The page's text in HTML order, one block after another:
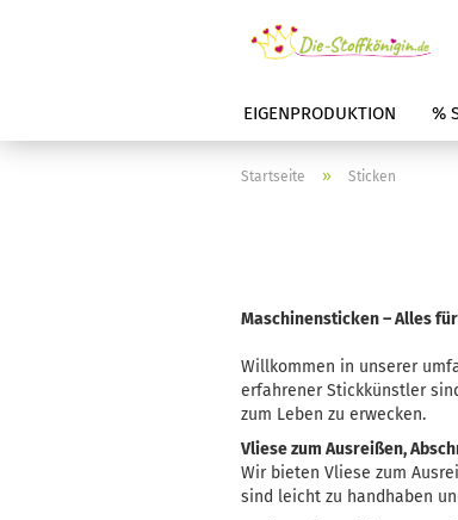
EIGENPRODUKTION %
Startseite » Sticken
Maschinensticken – Alles
Willkommen in unserer
erfahrener Stickkünstler
zum Leben zu erwecken.
Vliese zum Ausreißen,
Wir bieten Vliese zum
sind leicht zu handhaben